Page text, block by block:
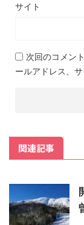
サイト
次回のコメン
ールアドレス、サ
関連記事